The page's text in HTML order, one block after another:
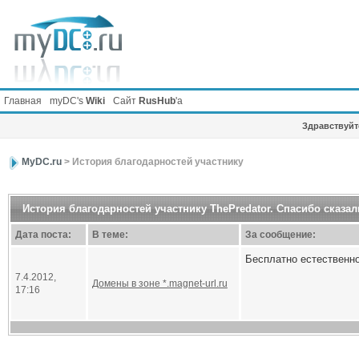
Главная myDC's Wiki Сайт RusHub'а
MyDC.ru> История благодарностей участнику
История благодарностей участнику ThePredator. Спасибо
Дата поста: В теме: За сообщение:
7.4.2012,
17:16
Домены в зоне *.magnet-url.ru
Бесплатно